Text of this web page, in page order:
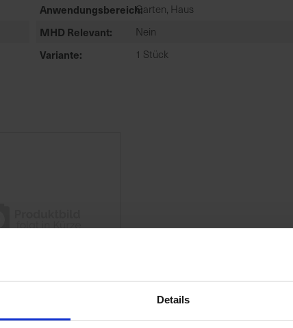
Details
AnwendungsbereichGarten, Haus
MHD Relevant Nein
Variante 1 Stück